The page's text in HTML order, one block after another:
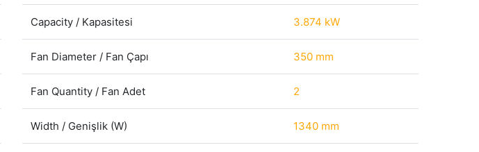
Capacity / Kapasitesi 3.874 kW
Fan Diameter / Fan Çapı 350 mm
Fan Quantity / Fan Adet 2
Width / Genişlik (W) 1340 mm